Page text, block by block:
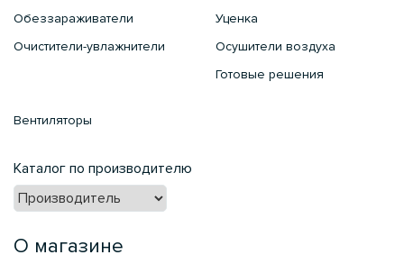
Обеззараживатели
Очистители-увлажнители
Уценка
Осушители воздуха
Готовые решения
Вентиляторы
Каталог по производителю
О магазине